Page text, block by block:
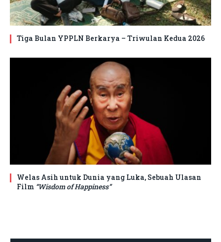
Tiga Bulan YPPLN Berkarya – Triwulan Kedua 2026
Welas Asih untuk Dunia yang Luka, Sebuah Ulasan
Film “Wisdom of Happiness”